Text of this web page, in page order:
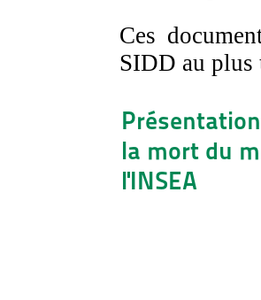
Ces
SIDD au plus
la mort du
l'INSEA